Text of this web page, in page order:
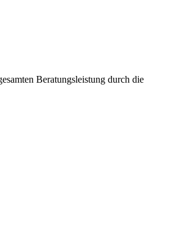
Beratungsleistung durch die